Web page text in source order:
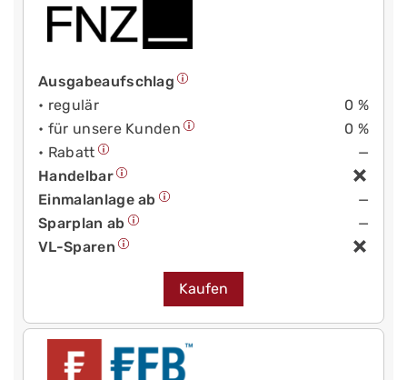
Ausgabeaufschlag
• regulär
0 %
• für unsere Kunden
0 %
• Rabatt
—
Handelbar
Einmalanlage ab
—
Sparplan ab
—
VL-Sparen
Kaufen